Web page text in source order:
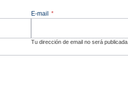
E-mail *
Tu dirección de email no será publicada.